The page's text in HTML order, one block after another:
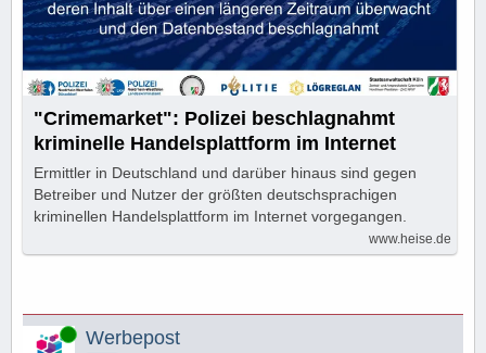
"Crimemarket": Polizei beschlagnahmt
kriminelle Handelsplattform im Internet
Ermittler in Deutschland und darüber hinaus sind gegen
Betreiber und Nutzer der größten deutschsprachigen
kriminellen Handelsplattform im Internet vorgegangen.
www.heise.de
Online Werbepost